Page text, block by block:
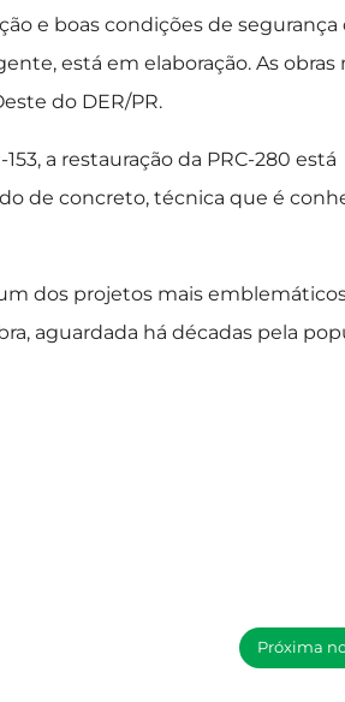
e boas condições de segurança
está em elaboração. As obras
do DER/PR.
a restauração da PRC-280 está
de concreto, técnica que é
dos projetos mais
aguardada há décadas pela
Próxima